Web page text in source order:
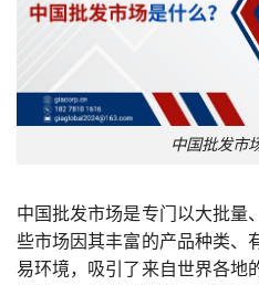
中国批发市
中国批发市场是专门以大批量
些市场因其丰富的产品种类、
易环境，吸引了来自世界各地